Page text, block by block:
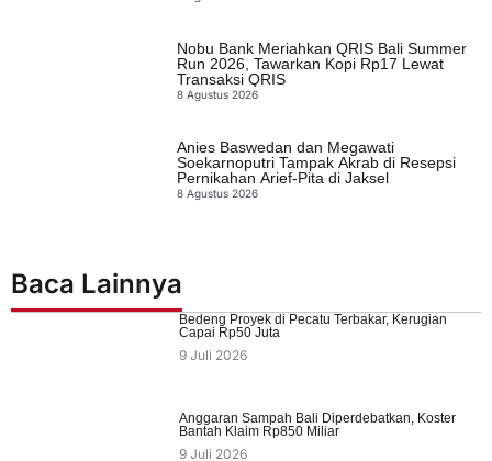
Nobu Bank Meriahkan QRIS Bali Summer
Run 2026, Tawarkan Kopi Rp17 Lewat
Transaksi QRIS
8 Agustus 2026
Anies Baswedan dan Megawati
Soekarnoputri Tampak Akrab di Resepsi
Pernikahan Arief-Pita di Jaksel
8 Agustus 2026
Baca Lainnya
Bedeng Proyek di Pecatu Terbakar, Kerugian
Capai Rp50 Juta
9 Juli 2026
Anggaran Sampah Bali Diperdebatkan, Koster
Bantah Klaim Rp850 Miliar
9 Juli 2026